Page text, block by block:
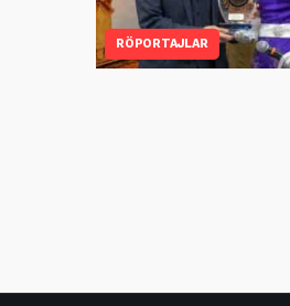
RÖPORTAJLAR